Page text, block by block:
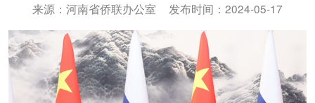
来源：河南省侨联办公室 发布时间：2024-05-17